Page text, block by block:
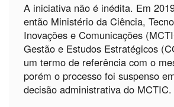
A iniciativa não é inédita. Em
então Ministério da Ciência,
Inovações e Comunicações
Gestão e Estudos Estratégicos
um termo de referência com o
porém o processo foi suspenso
decisão administrativa do MCTIC.